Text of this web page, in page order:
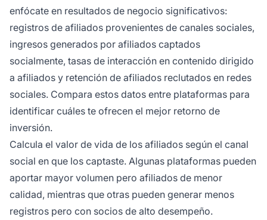
enfócate en resultados de negocio significativos:
registros de afiliados provenientes de canales sociales,
ingresos generados por afiliados captados
socialmente, tasas de interacción en contenido dirigido
a afiliados y retención de afiliados reclutados en redes
sociales. Compara estos datos entre plataformas para
identificar cuáles te ofrecen el mejor retorno de
inversión.
Calcula el valor de vida de los afiliados según el canal
social en que los captaste. Algunas plataformas pueden
aportar mayor volumen pero afiliados de menor
calidad, mientras que otras pueden generar menos
registros pero con socios de alto desempeño.